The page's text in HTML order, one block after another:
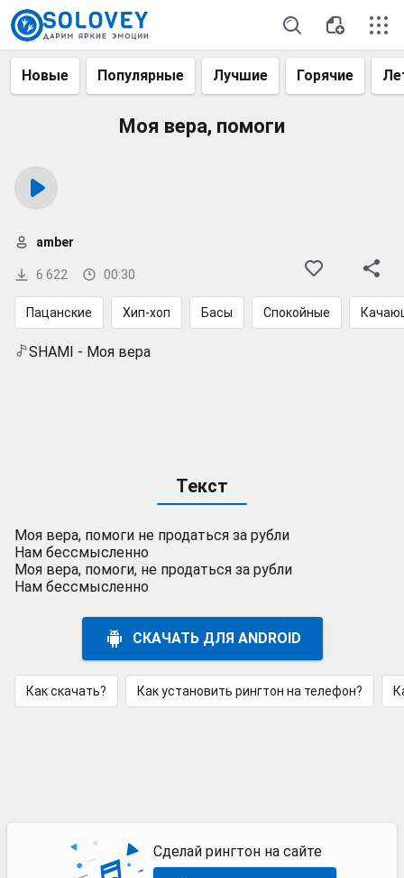
Новые Популярные Лучшие Горячие
Моя вера, помоги
6 622 00:30
amber
Пацанские Хип-хоп Басы Спокойные
SHAMI - Моя вера
Текст
Моя вера, помоги не продаться за рубли
Нам бессмысленно
Моя вера, помоги, не продаться за рубли
Нам бессмысленно
СКАЧАТЬ ДЛЯ ANDROID
Как скачать? Как установить рингтон на телефон?
Сделай рингтон на сайте